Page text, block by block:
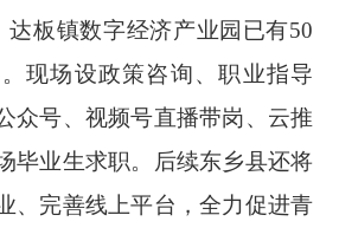
达板镇数字经济产业园已有50
现场设政策咨询、职业指导
众号、视频号直播带岗、云推
毕业生求职。后续东乡县还将
、完善线上平台，全力促进青